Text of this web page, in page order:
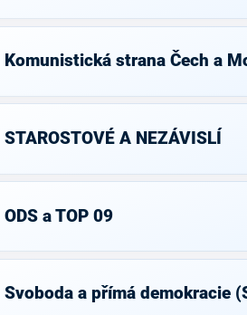
Komunistická strana Čech a
STAROSTOVÉ A NEZÁVISLÍ
ODS a TOP 09
Svoboda a přímá demokracie